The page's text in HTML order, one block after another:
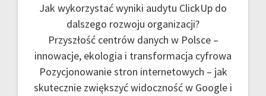
Jak wykorzystać wyniki audytu ClickUp do
dalszego rozwoju organizacji?
Przyszłość centrów danych w Polsce –
innowacje, ekologia i transformacja cyfrowa
Pozycjonowanie stron internetowych – jak
skutecznie zwiększyć widoczność w Google i